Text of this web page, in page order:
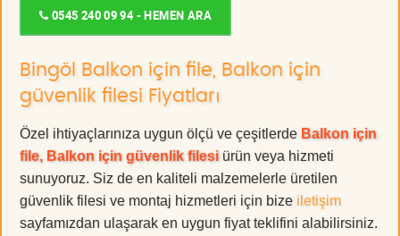
0545 240 09 94 - HEMEN ARA
Bingöl Balkon için file, Balkon için
güvenlik filesi Fiyatları
Özel ihtiyaçlarınıza uygun ölçü ve çeşitlerde Balkon için
file, Balkon için güvenlik filesi ürün veya hizmeti
sunuyoruz. Siz de en kaliteli malzemelerle üretilen
güvenlik filesi ve montaj hizmetleri için bize iletişim
sayfamızdan ulaşarak en uygun fiyat teklifini alabilirsiniz.